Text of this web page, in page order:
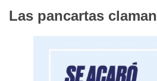
Las pancartas claman